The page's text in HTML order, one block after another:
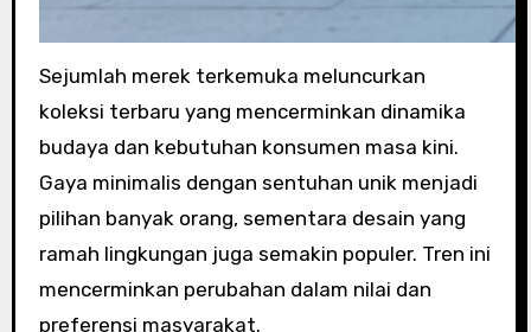
Sejumlah merek terkemuka meluncurkan
koleksi terbaru yang mencerminkan dinamika
budaya dan kebutuhan konsumen masa kini.
Gaya minimalis dengan sentuhan unik menjadi
pilihan banyak orang, sementara desain yang
ramah lingkungan juga semakin populer. Tren ini
mencerminkan perubahan dalam nilai dan
preferensi masyarakat.